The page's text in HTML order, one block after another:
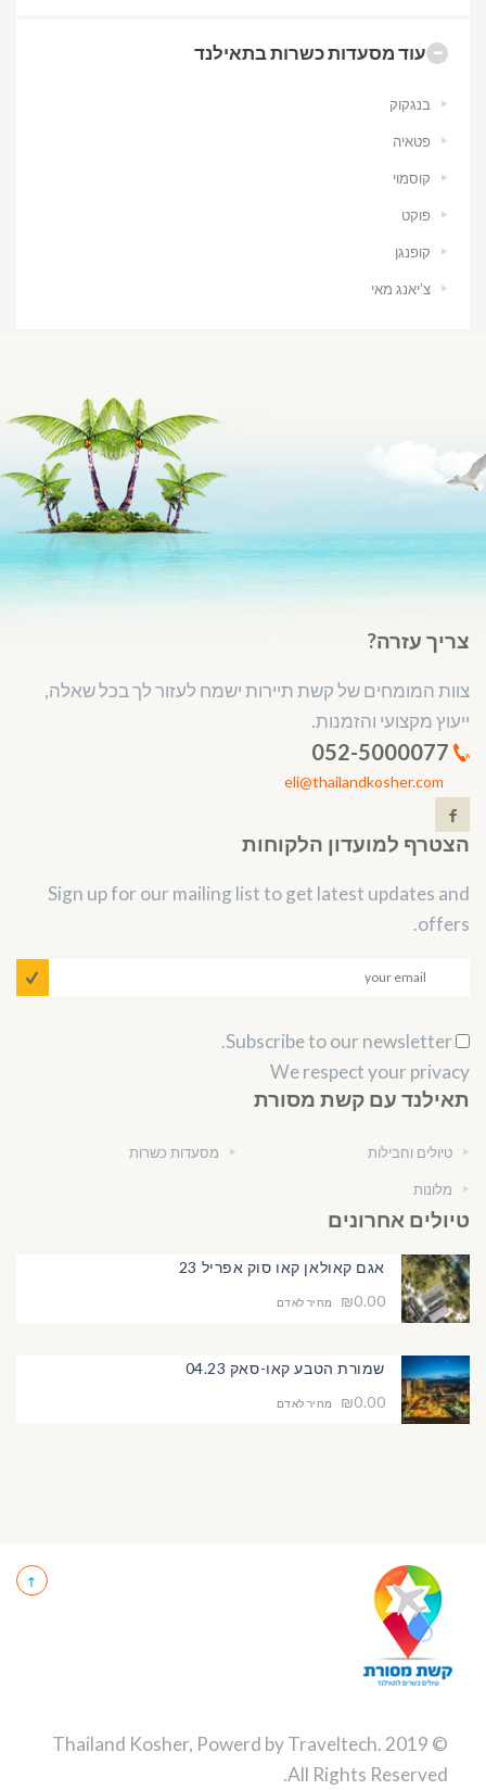
עוד מסעדות כשרות בתאילנד
בנגקוק
פטאיה
קוסמוי
פוקט
קופנגן
צ’יאנג מאי
צריך עזרה?
צוות המומחים של קשת תיירות ישמח לעזור לך בכל שאלה,
ייעוץ מקצועי והזמנות.
eli@thailandkosher.com
הצטרף למועדון הלקוחות
Sign up for our mailing list to get latest updates and
offers.
We respect your privacy
תאילנד עם קשת מסורת
טיולים וחבילות
מלונות
מסעדות כשרות
טיולים אחרונים
אגם קאולאן קאו סוק אפריל 23
₪0.00
מחיר לאדם
שמורת הטבע קאו-סאק 04.23
₪0.00
מחיר לאדם
© 2019 Thailand Kosher, Powerd by
Traveltech.
All Rights Reserved.